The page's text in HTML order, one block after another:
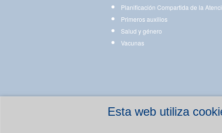
Esta web utiliza
Planificación Compartida de la
Primeros auxilios
Salud y género
Vacunas